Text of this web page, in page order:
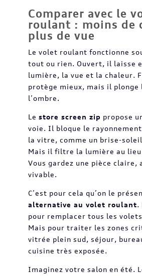
Comparer avec le
roulant : moins de
plus de vue
Le volet roulant fonctionne
tout ou rien. Ouvert, il laisse
lumière, la vue et la chaleur.
protège mieux, mais il plonge
l’ombre.
Le store screen zip propose
voie. Il bloque le
la vitre, comme un brise-
Mais il filtre la lumière au lieu
Vous gardez une pièce claire,
vivable.
C’est pour cela qu’on le
alternative au volet roulant.
pour remplacer tous les
Mais pour traiter les zones
vitrée plein sud, séjour,
cuisine très exposée.
Imaginez votre salon en été.